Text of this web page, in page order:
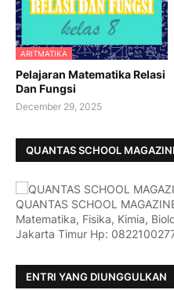
ARITMATIKA
Pelajaran Matematika Relasi
Dan Fungsi
December 29, 2025
QUANTAS SCHOOL
QUANTAS SCHOOL
Matematika, Fisika, Kimia,
Jakarta Timur Hp:
ENTRI YANG DIUNGGULKAN